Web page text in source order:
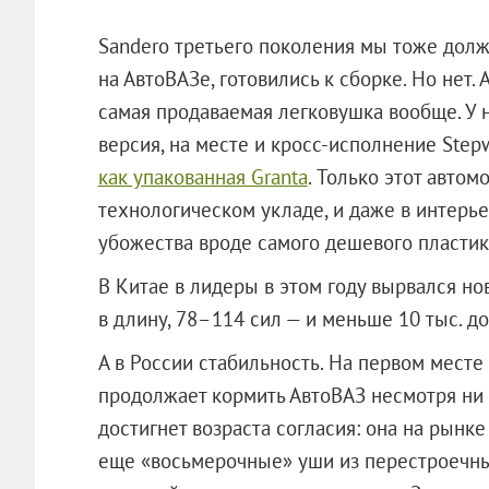
Sandero третьего поколения мы тоже
на АвтоВАЗе, готовились к сборке. Но
самая продаваемая легковушка вообще. У
версия, на месте и кросс-исполнение
как упакованная Granta. Только этот
технологическом укладе, и даже в
убожества вроде самого дешевого
В Китае в лидеры в этом году вырвался
в длину, 78–114 сил — и меньше 10 тыс.
А в России стабильность. На первом месте
продолжает кормить АвтоВАЗ несмотря
достигнет возраста согласия: она на
еще «восьмерочные» уши из